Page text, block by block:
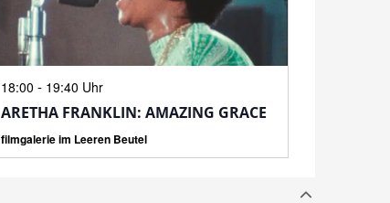
18:00 - 19:40 Uhr
ARETHA FRANKLIN: AMAZING GRACE
filmgalerie im Leeren Beutel